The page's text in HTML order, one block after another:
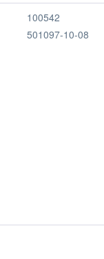
100542
501097-10-08